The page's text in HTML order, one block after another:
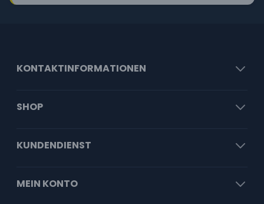
KONTAKTINFORMATIONEN
SHOP
KUNDENDIENST
MEIN KONTO